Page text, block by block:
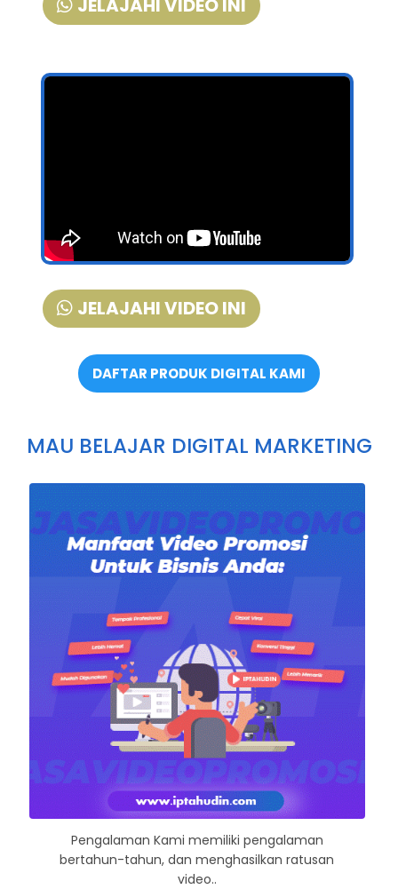
JELAJAHI VIDEO INI
JELAJAHI VIDEO INI
DAFTAR PRODUK DIGITAL KAMI
MAU BELAJAR DIGITAL MARKETING
Pengalaman Kami memiliki pengalaman
bertahun-tahun, dan menghasilkan ratusan
video..